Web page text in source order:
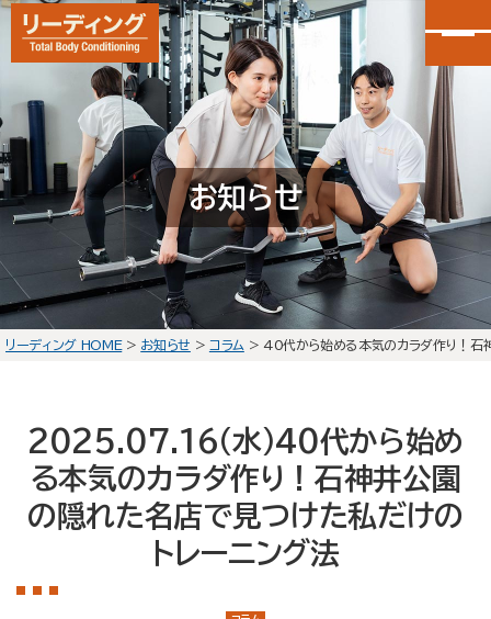
カンタン30秒申し込み
LINEで無料体験予約
大泉学園店 会員予約
石神井公園店 会員予約
初回体験の流れ
店舗案内
大泉学園店
石神井公園店
お知らせ
リーディング HOME> お知らせ > コラム > 40代から始める本気のカラダ作り！石
2025.07.16(水)40代から始め
る本気のカラダ作り！石神井公園
の隠れた名店で見つけた私だけの
トレーニング法